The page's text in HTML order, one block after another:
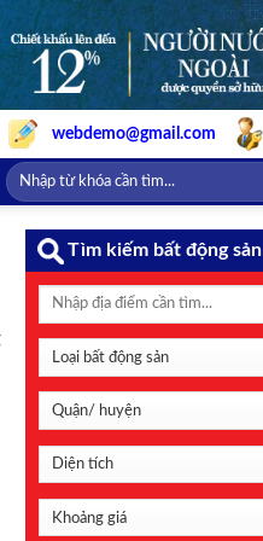
webdemo@gmail.com
Tìm kiếm bất động sản